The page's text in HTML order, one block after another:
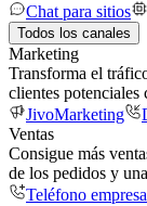
Chat para sitios
Todos los canales
Marketing
Transforma el
clientes potenciales
JivoMarketing
Ventas
Consigue más
de los pedidos y
Teléfono